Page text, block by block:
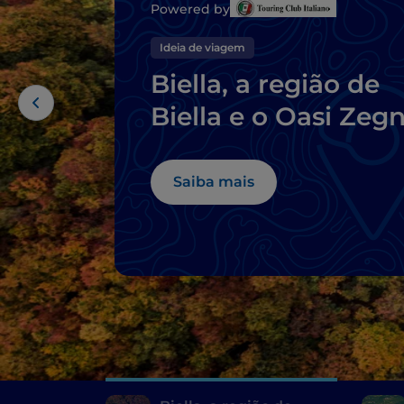
Powered by
Ideia de viagem
Biella, a região de
Biella e o Oasi
Saiba mais